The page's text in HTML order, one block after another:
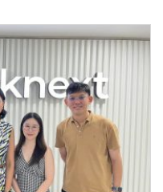
ก็ร่วมเป็นพาร์ทเนอร์
งวัลในงานอันทรงเกียรติ